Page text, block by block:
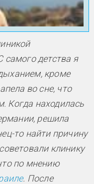
детства я
кроме
во сне, что
Когда находилась
решила
то найти причину
клинику
по мнению
. После